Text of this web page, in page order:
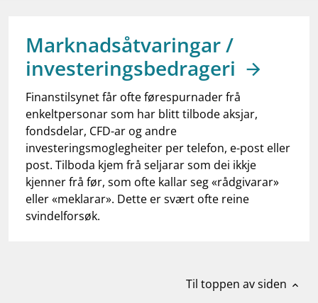
dashboardInformasjon for investorer
notifications_noneAbonner på nyhetsvarsel
Marknadsåtvaringar /
investeringsbedrageri
Finanstilsynet får ofte førespurnader frå
enkeltpersonar som har blitt tilbode aksjar,
fondsdelar, CFD-ar og andre
investeringsmoglegheiter per telefon, e-post eller
post. Tilboda kjem frå seljarar som dei ikkje
kjenner frå før, som ofte kallar seg «rådgivarar»
eller «meklarar». Dette er svært ofte reine
svindelforsøk.
Til toppen av siden expand_less